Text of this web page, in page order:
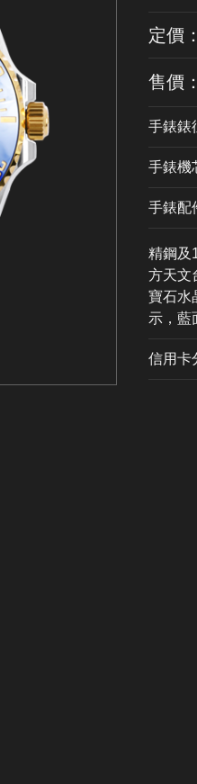
定價
售價
手錶錶
手錶機
手錶配
精鋼及
方天文
寶石水
示，藍
信用卡